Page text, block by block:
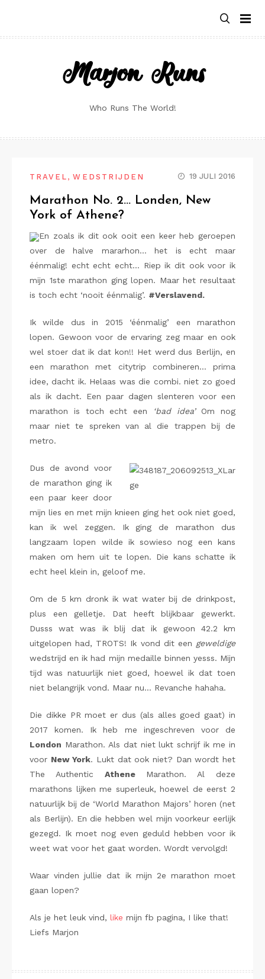
content
Marjon Runs
Who Runs The World!
TRAVEL ,WEDSTRIJDEN 19 JULI 2016
Marathon No. 2… Londen, New
York of Athene?
En zoals ik dit ook ooit een keer heb geroepen
over de halve mararhon… het is echt maar
éénmalig! echt echt echt… Riep ik dit ook voor ik
mijn 1ste marathon ging lopen. Maar het resultaat
is toch echt ‘nooit éénmalig’. #Verslavend.
Ik wilde dus in 2015 ‘éénmalig’ een marathon
lopen. Gewoon voor de ervaring zeg maar en ook
wel stoer dat ik dat kon!! Het werd dus Berlijn, en
een marathon met citytrip combineren… prima
idee, dacht ik. Helaas was die combi. niet zo goed
als ik dacht. Een paar dagen slenteren voor een
marathon is toch echt een
‘bad idea’Om nog
maar niet te spreken van al die trappen bij de
metro.
Dus de avond voor
de marathon ging ik
een paar keer door
mijn lies en met mijn knieen ging het ook niet goed,
kan ik wel zeggen. Ik ging de marathon dus
langzaam lopen wilde ik sowieso nog een kans
maken om hem uit te lopen. Die kans schatte ik
echt heel klein in, geloof me.
Om de 5 km dronk ik wat water bij de drinkpost,
plus een gelletje. Dat heeft blijkbaar gewerkt.
Dusss wat was ik blij dat ik gewoon 42.2 km
uitgelopen had, TROTS! Ik vond dit een geweldige
wedstrijd en ik had mijn medaille binnen yesss. Mijn
tijd was natuurlijk niet goed, hoewel ik dat toen
niet belangrijk vond. Maar nu… Revanche hahaha.
Die dikke PR moet er dus (als alles goed gaat) in
2017 komen. Ik heb me ingeschreven voor de
London Marathon. Als dat niet lukt schrijf ik me in
voor New York. Lukt dat ook niet? Dan wordt het
The Authentic AtheneMarathon. Al deze
marathons lijken me superleuk, hoewel de eerst 2
natuurlijk bij de ‘World Marathon Majors’ horen (net
als Berlijn). En die hebben wel mijn voorkeur eerlijk
gezegd. Ik moet nog even geduld hebben voor ik
weet wat voor het gaat worden. Wordt vervolgd!
Waar vinden jullie dat ik mijn 2e marathon moet
gaan lopen?
Als je het leuk vind, like mijn fb pagina, I like that!
Liefs Marjon